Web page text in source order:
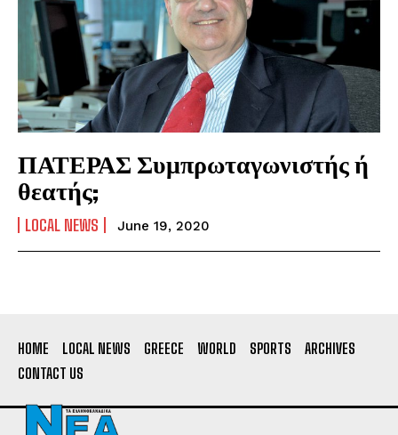
ΠΑΤΕΡΑΣ Συμπρωταγωνιστής ή
θεατής;
LOCAL NEWS June 19, 2020
HOME LOCAL NEWS GREECE WORLD SPORTS
ARCHIVES
CONTACT US